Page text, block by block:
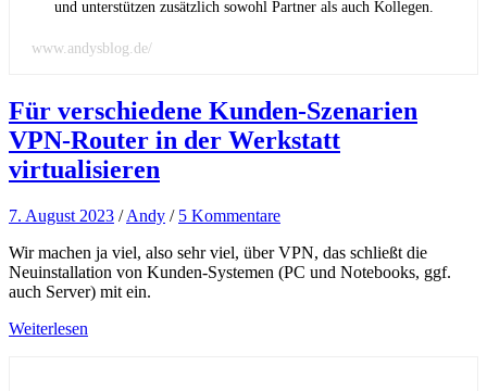
und unterstützen zusätzlich sowohl Partner als auch Kollegen.
www.andysblog.de/
Für verschiedene Kunden-Szenarien
VPN-Router in der Werkstatt
virtualisieren
7. August 2023 /Andy / 5 Kommentare
Wir machen ja viel, also sehr viel, über VPN, das schließt die
Neuinstallation von Kunden-Systemen (PC und Notebooks, ggf.
auch Server) mit ein.
Weiterlesen